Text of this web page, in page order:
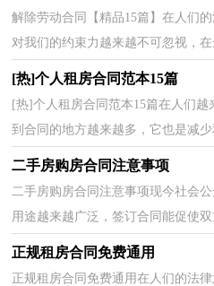
解除劳动合同【精品15篇】在人们
对我们的约束力越来越不可忽视，
享有一定的自由。合同有不同的类
[热]个人租房合同范本15篇
[热]个人租房合同范本15篇在人们越
到合同的地方越来越多，它也是减
么大家知道合同的格式吗？以下是
二手房购房合同注意事项
二手房购房合同注意事项现今社会
用途越来越广泛，签订合同能促使
常见的合同书是什么样的呢？以下
正规租房合同免费通用
正规租房合同免费通用在人们的法